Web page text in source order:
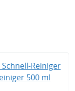
Schnell-Reiniger
500 ml